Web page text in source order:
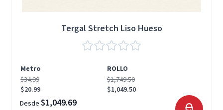
Tergal Stretch Liso Hueso
Metro
ROLLO
$34.99
$20.99
$1,749.50
$1,049.50
Desde $1,049.69